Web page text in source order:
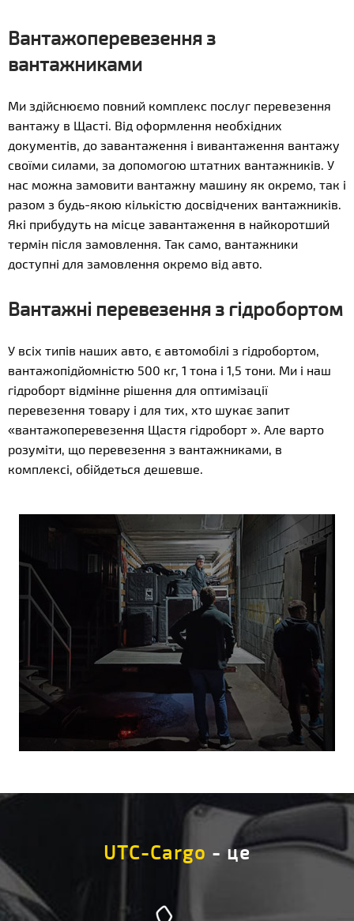
Вантажоперевезення з
вантажниками
Ми здійснюємо повний комплекс послуг перевезення
вантажу в Щасті. Від оформлення необхідних
документів, до завантаження і вивантаження вантажу
своїми силами, за допомогою штатних вантажників. У
нас можна замовити вантажну машину як окремо, так і
разом з будь-якою кількістю досвідчених вантажників.
Які прибудуть на місце завантаження в найкоротший
термін після замовлення. Так само, вантажники
доступні для замовлення окремо від авто.
Вантажні перевезення з гідробортом
У всіх типів наших авто, є автомобілі з гідробортом,
вантажопідйомністю 500 кг, 1 тона і 1,5 тони. Ми і наш
гідроборт відмінне рішення для оптимізації
перевезення товару і для тих, хто шукає запит
«вантажоперевезення Щастя гідроборт ». Але варто
розуміти, що перевезення з вантажниками, в
комплексі, обійдеться дешевше.
UTC-Cargo - це